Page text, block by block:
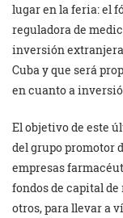
lugar en la feria: el
reguladora de
inversión extranjera
Cuba y que será
en cuanto a
El objetivo de este
del grupo promotor
empresas
fondos de capital
otros, para llevar a